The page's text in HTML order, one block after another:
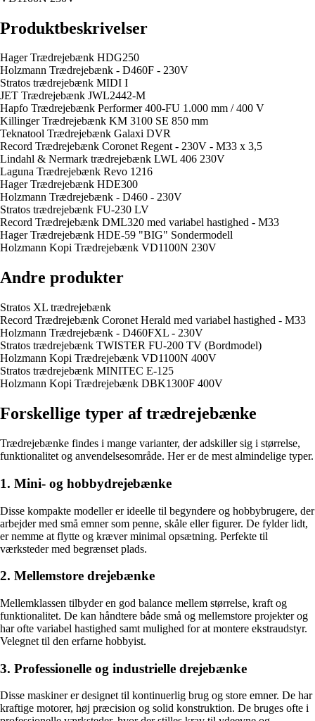
Produktbeskrivelser
Hager Trædrejebænk HDG250
Holzmann Trædrejebænk - D460F - 230V
Stratos trædrejebænk MIDI I
JET Trædrejebænk JWL2442-M
Hapfo Trædrejebænk Performer 400-FU 1.000 mm / 400 V
Killinger Trædrejebænk KM 3100 SE 850 mm
Teknatool Trædrejebænk Galaxi DVR
Record Trædrejebænk Coronet Regent - 230V - M33 x 3,5
Lindahl & Nermark trædrejebænk LWL 406 230V
Laguna Trædrejebænk Revo 1216
Hager Trædrejebænk HDE300
Holzmann Trædrejebænk - D460 - 230V
Stratos trædrejebænk FU-230 LV
Record Trædrejebænk DML320 med variabel hastighed - M33
Hager Trædrejebænk HDE-59 "BIG" Sondermodell
Holzmann Kopi Trædrejebænk VD1100N 230V
Andre produkter
Stratos XL trædrejebænk
Record Trædrejebænk Coronet Herald med variabel hastighed - M33
Holzmann Trædrejebænk - D460FXL - 230V
Stratos trædrejebænk TWISTER FU-200 TV (Bordmodel)
Holzmann Kopi Trædrejebænk VD1100N 400V
Stratos trædrejebænk MINITEC E-125
Holzmann Kopi Trædrejebænk DBK1300F 400V
Forskellige typer af trædrejebænke
Trædrejebænke findes i mange varianter, der adskiller sig i størrelse,
funktionalitet og anvendelsesområde. Her er de mest almindelige typer.
1. Mini- og hobbydrejebænke
Disse kompakte modeller er ideelle til begyndere og hobbybrugere, der
arbejder med små emner som penne, skåle eller figurer. De fylder lidt,
er nemme at flytte og kræver minimal opsætning. Perfekte til
værksteder med begrænset plads.
2. Mellemstore drejebænke
Mellemklassen tilbyder en god balance mellem størrelse, kraft og
funktionalitet. De kan håndtere både små og mellemstore projekter og
har ofte variabel hastighed samt mulighed for at montere ekstraudstyr.
Velegnet til den erfarne hobbyist.
3. Professionelle og industrielle drejebænke
Disse maskiner er designet til kontinuerlig brug og store emner. De har
kraftige motorer, høj præcision og solid konstruktion. De bruges ofte i